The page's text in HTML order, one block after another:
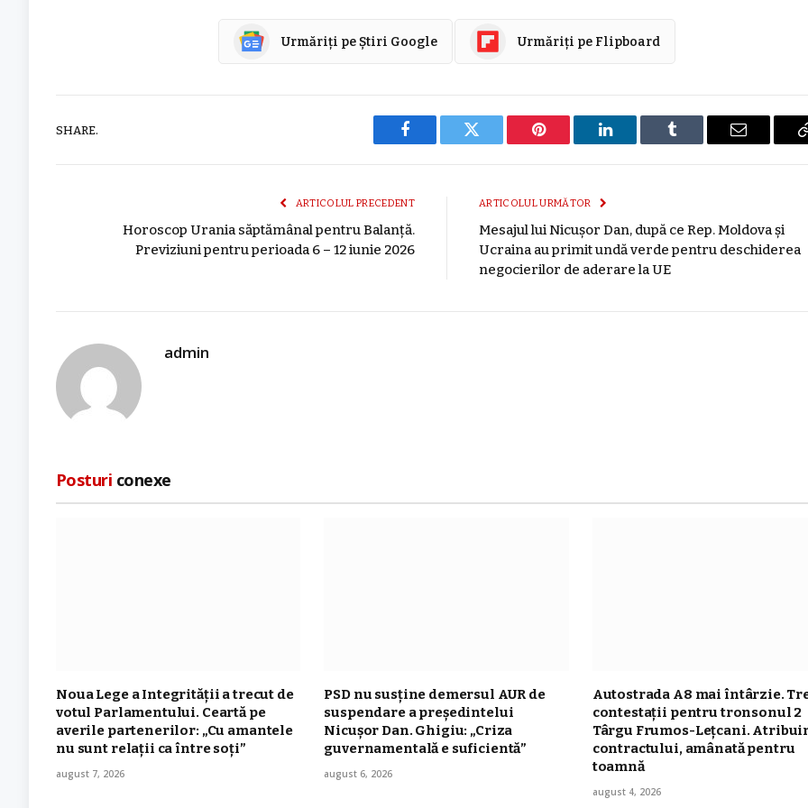
Urmăriți pe Știri Google Urmăriți pe Flipboard
SHARE.
Facebook Twitter Pinterest LinkedIn Tumblr
E-
ARTICOLUL PRECEDENT
Horoscop Urania săptămânal pentru Balanță.
Previziuni pentru perioada 6 – 12 iunie 2026
ARTICOLUL URMĂTOR
Mesajul lui Nicușor Dan, după ce Rep. Moldova și
Ucraina au primit undă verde pentru deschiderea
negocierilor de aderare la UE
admin
Posturi conexe
Noua Lege a Integrității a trecut de
votul Parlamentului. Ceartă pe
averile partenerilor: „Cu amantele
nu sunt relații ca între soți”
august 7, 2026
PSD nu susține demersul AUR de
suspendare a președintelui
Nicușor Dan. Ghigiu: „Criza
guvernamentală e suficientă”
august 6, 2026
Autostrada A8 mai întârzie.
contestații pentru tronsonul 2
Târgu Frumos-Leţcani.
contractului, amânată pentru
toamnă
august 4, 2026